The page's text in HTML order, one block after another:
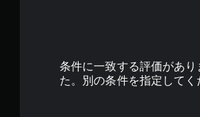
条件に一致する評価があり
た。別の条件を指定してく